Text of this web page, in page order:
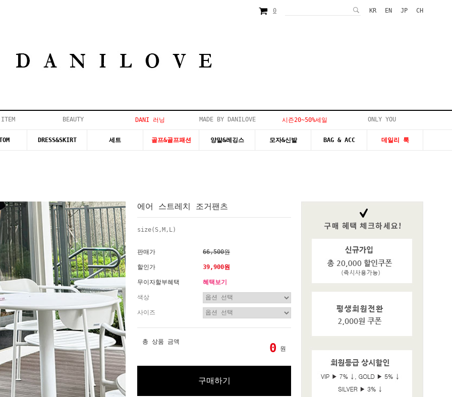
0 KR EN JP CH
BEAUTY DANI 러닝 MADE BY DANILOVE 시즌20~50%세일 ONLY YOU
DRESS&SKIRT 세트 골프&골프패션 양말&레깅스 모자&신발 BAG & ACC 데일리 룩
에어 스트레치 조거팬츠
size(S,M,L)
판매가 66,500원
할인가 39,900원
무이자할부혜택 혜택보기
색상
사이즈
총 상품 금액 0 원
구매하기